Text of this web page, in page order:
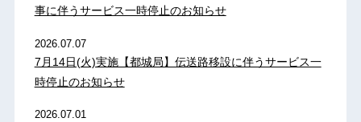
事に伴うサービス一時停止のお知らせ
2026.07.07
7月14日(火)実施【都城局】伝送路移設に伴うサービス一
時停止のお知らせ
2026.07.01